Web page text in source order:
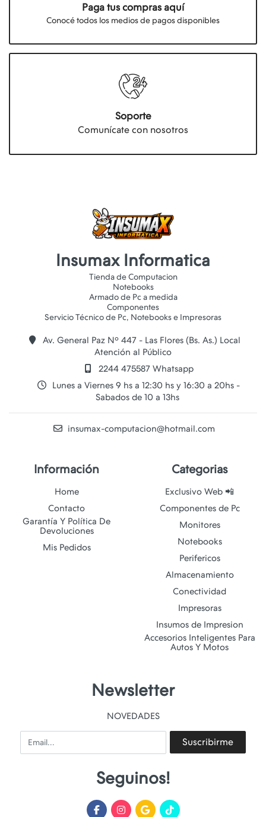
Paga tus compras aquí
Conocé todos los medios de pagos disponibles
Soporte
Comunícate con nosotros
Insumax Informatica
Tienda de Computacion
Notebooks
Armado de Pc a medida
Componentes
Av. General Paz Nº 447 - Las Flores (Bs. As.) Local
Atención al Público
2244 475587 Whatsapp
Lunes a Viernes 9 hs a 12:30 hs y 16:30 a 20hs -
Sabados de 10 a 13hs
insumax-computacion@hotmail.com
Información
Home
Contacto
Garantía Y Política De
Devoluciones
Mis Pedidos
Categorias
Exclusivo Web 📲
Componentes de Pc
Monitores
Notebooks
Perifericos
Almacenamiento
Conectividad
Impresoras
Insumos de Impresion
Accesorios Inteligentes Para
Autos Y Motos
Newsletter
NOVEDADES
Email Suscribirme
Seguinos!